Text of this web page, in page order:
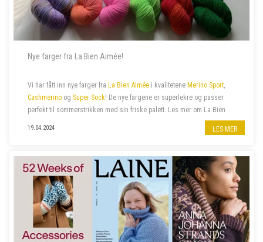
Nye farger fra La Bien Aimée!
Vi har fått inn nye farger fra La Bien Aimée i kvalitetene Merino Sport,
Cashmerino og Super Sock! De nye fargene er superlekre og passer
perfekt til sommerstrikken med sin friske palett. Les mer om La Bien
19.04.2024 LES MER